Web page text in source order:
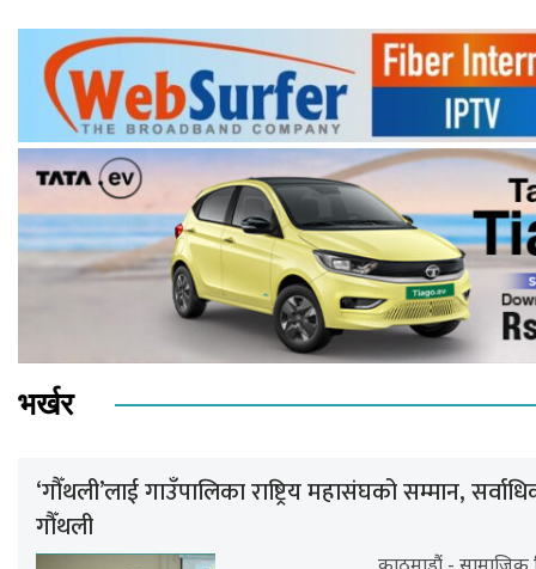
भर्खर
‘गौँथली’लाई गाउँपालिका राष्ट्रिय महासंघको सम्मान,
गौँथली